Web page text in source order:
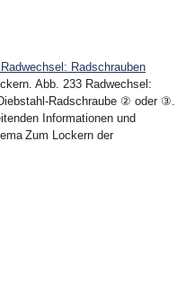
Radschrauben
Abb. 233 Radwechsel:
Radschraube ② oder ③.
Informationen und
Zum Lockern der